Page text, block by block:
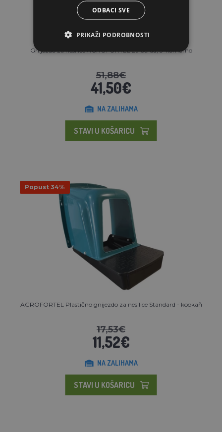
Gnijezdo za nesilice AGROFORTEL za perad, 3-komorno
51,88€
41,50€
NA ZALIHAMA
STAVI U KOŠARICU
Popust 34%
AGROFORTEL Plastično gnijezdo za nesilice Standard - kookaň
17,53€
11,52€
NA ZALIHAMA
STAVI U KOŠARICU
ODBACI SVE
PRIKAŽI PODROBNOSTI